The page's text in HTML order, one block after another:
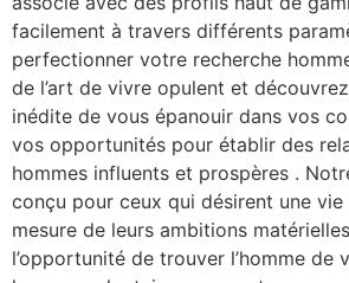
facilement à travers différents
perfectionner votre recherche
de l’art de vivre opulent et
inédite de vous épanouir dans vos
vos opportunités pour établir des
hommes influents et prospères .
conçu pour ceux qui désirent une vie
mesure de leurs ambitions
l’opportunité de trouver l’homme de